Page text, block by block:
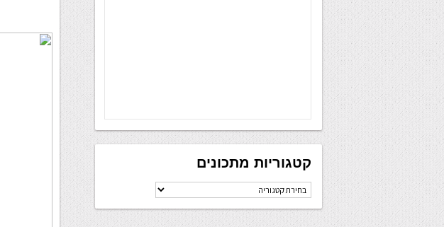
קטגוריות מתכונים
קטגוריות
מתכונים